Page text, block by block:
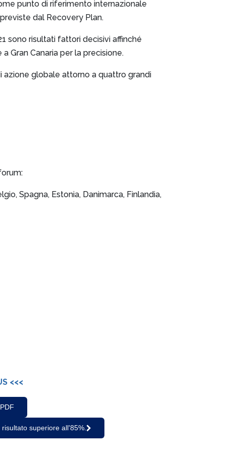
punto di riferimento internazionale
dal Recovery Plan.
sono risultati fattori decisivi affinché
Gran Canaria per la precisione.
azione globale attorno a quattro grandi
Spagna, Estonia, Danimarca, Finlandia,
<<<
superiore all'85%.